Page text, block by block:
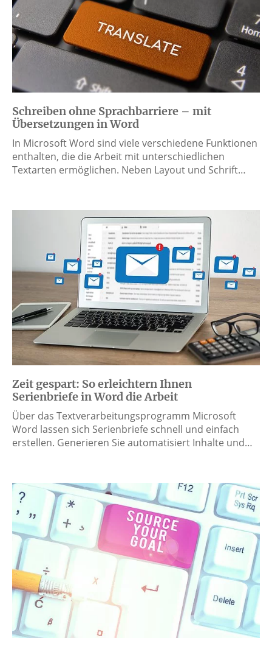
Schreiben ohne Sprachbarriere – mit
Übersetzungen in Word
In Microsoft Word sind viele verschiedene Funktionen
enthalten, die die Arbeit mit unterschiedlichen
Textarten ermöglichen. Neben Layout und Schrift…
Zeit gespart: So erleichtern Ihnen
Serienbriefe in Word die Arbeit
Über das Textverarbeitungsprogramm Microsoft
Word lassen sich Serienbriefe schnell und einfach
erstellen. Generieren Sie automatisiert Inhalte und…